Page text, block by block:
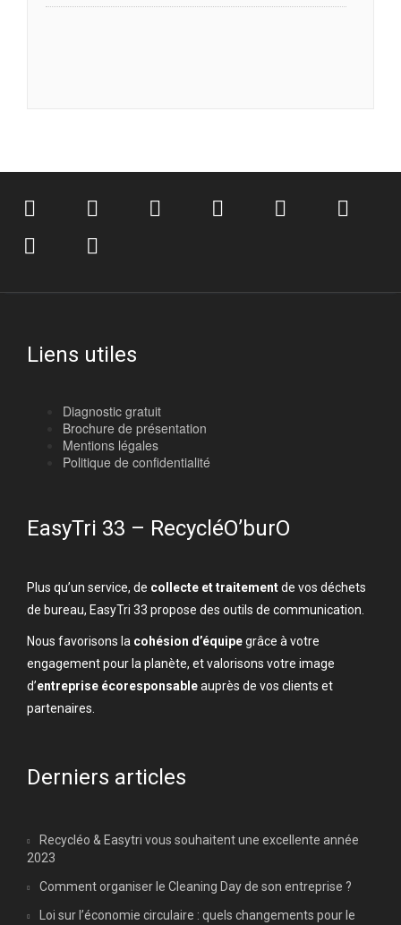
Liens utiles
Diagnostic gratuit
Brochure de présentation
Mentions légales
Politique de confidentialité
EasyTri 33 – RecycléO’burO
Plus qu’un service, de collecte et traitementde vos déchets
de bureau, EasyTri 33 propose des outils de communication.
Nous favorisons la cohésion d’équipegrâce à votre
engagement pour la planète, et valorisons votre image
d’entreprise écoresponsableauprès de vos clients et
partenaires.
Derniers articles
Recycléo & Easytri vous souhaitent une excellente année
2023
Comment organiser le Cleaning Day de son entreprise ?
Loi sur l’économie circulaire : quels changements pour le